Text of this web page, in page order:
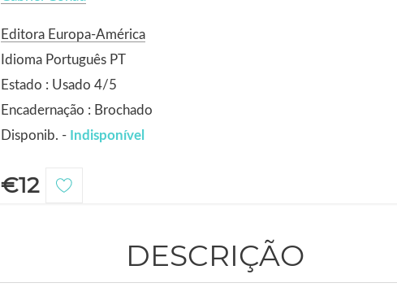
Editora Europa-América
Idioma Português PT
Estado : Usado 4/5
Encadernação : Brochado
Disponib. - Indisponível
€12
DESCRIÇÃO